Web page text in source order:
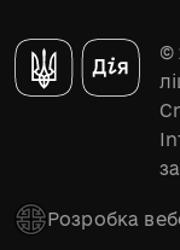
©
Розробка